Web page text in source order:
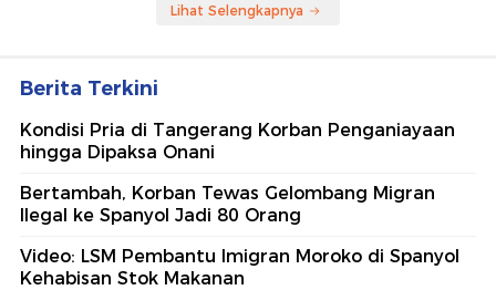
Lihat Selengkapnya
Berita Terkini
Kondisi Pria di Tangerang Korban Penganiayaan
hingga Dipaksa Onani
Bertambah, Korban Tewas Gelombang Migran
Ilegal ke Spanyol Jadi 80 Orang
Video: LSM Pembantu Imigran Moroko di Spanyol
Kehabisan Stok Makanan